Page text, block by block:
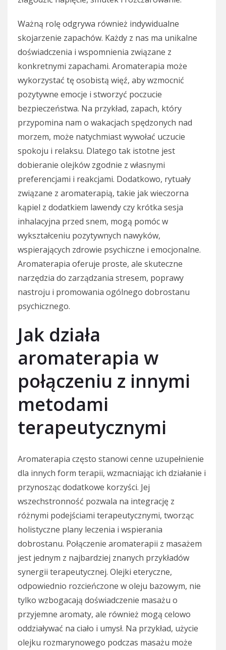
Ważną rolę odgrywa również indywidualne
skojarzenie zapachów. Każdy z nas ma unikalne
doświadczenia i wspomnienia związane z
konkretnymi zapachami. Aromaterapia może
wykorzystać tę osobistą więź, aby wzmocnić
pozytywne emocje i stworzyć poczucie
bezpieczeństwa. Na przykład, zapach, który
przypomina nam o wakacjach spędzonych nad
morzem, może natychmiast wywołać uczucie
spokoju i relaksu. Dlatego tak istotne jest
dobieranie olejków zgodnie z własnymi
preferencjami i reakcjami. Dodatkowo, rytuały
związane z aromaterapią, takie jak wieczorna
kąpiel z dodatkiem lawendy czy krótka sesja
inhalacyjna przed snem, mogą pomóc w
wykształceniu pozytywnych nawyków,
wspierających zdrowie psychiczne i emocjonalne.
Aromaterapia oferuje proste, ale skuteczne
narzędzia do zarządzania stresem, poprawy
nastroju i promowania ogólnego dobrostanu
psychicznego.
Jak działa
aromaterapia w
połączeniu z innymi
metodami
terapeutycznymi
Aromaterapia często stanowi cenne uzupełnienie
dla innych form terapii, wzmacniając ich działanie i
przynosząc dodatkowe korzyści. Jej
wszechstronność pozwala na integrację z
różnymi podejściami terapeutycznymi, tworząc
holistyczne plany leczenia i wspierania
dobrostanu. Połączenie aromaterapii z masażem
jest jednym z najbardziej znanych przykładów
synergii terapeutycznej. Olejki eteryczne,
odpowiednio rozcieńczone w oleju bazowym, nie
tylko wzbogacają doświadczenie masażu o
przyjemne aromaty, ale również mogą celowo
oddziaływać na ciało i umysł. Na przykład, użycie
olejku rozmarynowego podczas masażu może